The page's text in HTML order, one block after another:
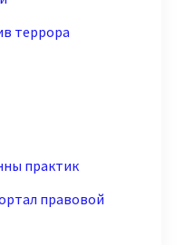
террора
практик
правовой